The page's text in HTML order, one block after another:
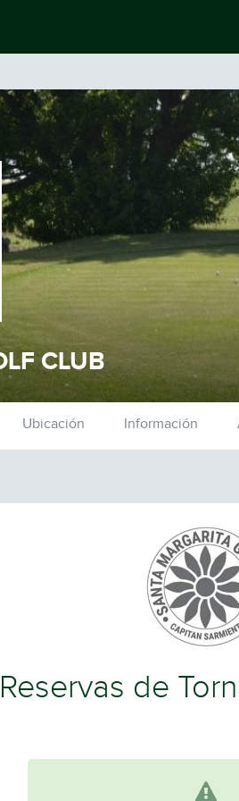
CLUB
Ubicación Información
Reservas de